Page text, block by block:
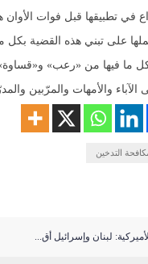
في تطبيقها قبل فوات الأوان
على تبني هذه القضية بكل
ما فيها من «رعب»
والأمهات والمرّبين
التدخين
لبنان وإسرائيل أق...